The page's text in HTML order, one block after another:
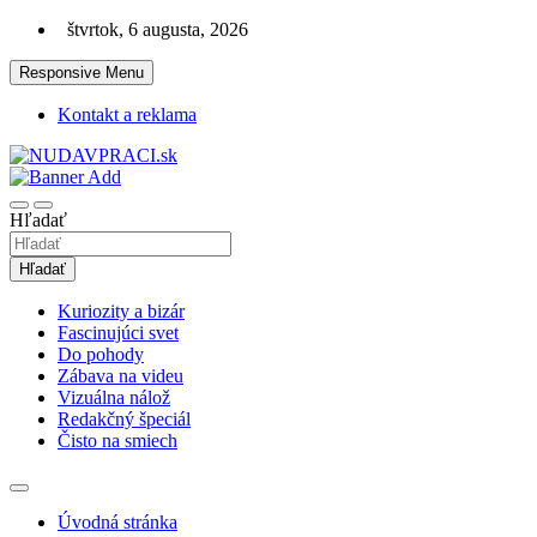
Skip
content
štvrtok, 6 augusta, 2026
Responsive Menu
Kontakt a reklama
nudaVpráci.sk
Hľadať
Hľadať
Kuriozity a bizár
Fascinujúci svet
Do pohody
Zábava na videu
Vizuálna nálož
Redakčný špeciál
Čisto na smiech
Úvodná stránka